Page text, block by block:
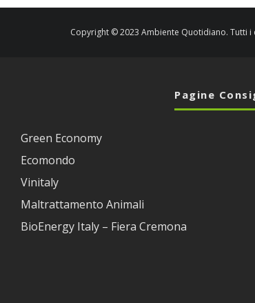
Copyright © 2023 Ambiente Quotidiano. Tutti i
Pagine
Green Economy
Ecomondo
Vinitaly
Maltrattamento Animali
BioEnergy Italy – Fiera Cremona